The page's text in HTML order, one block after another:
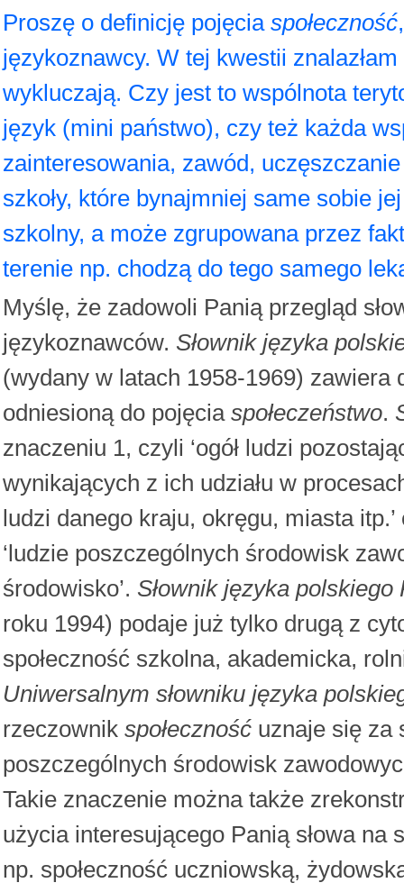
Proszę o definicję pojęcia społeczność
językoznawcy. W tej kwestii
wykluczają. Czy jest to wspólnota
język (mini państwo), czy też każda
zainteresowania, zawód,
szkoły, które bynajmniej same sobie
szkolny, a może zgrupowana przez
terenie np. chodzą do tego samego
Myślę, że zadowoli Panią przegląd
językoznawców. Słownik języka
(wydany w latach 1958-1969) zawiera
odniesioną do pojęcia społeczeństwo.
znaczeniu 1, czyli ‘ogół ludzi
wynikających z ich udziału w
ludzi danego kraju, okręgu, miasta
‘ludzie poszczególnych środowisk
środowisko’. Słownik języka polskiego
roku 1994) podaje już tylko drugą z
społeczność szkolna, akademicka,
Uniwersalnym słowniku języka
rzeczownik społeczność uznaje się za
poszczególnych środowisk
Takie znaczenie można także
użycia interesującego Panią słowa
np. społeczność uczniowską,